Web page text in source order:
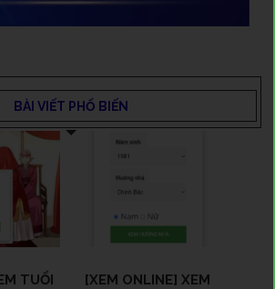
BÀI VIẾT PHỔ BIẾN
TUỔI
[XEM ONLINE] XEM